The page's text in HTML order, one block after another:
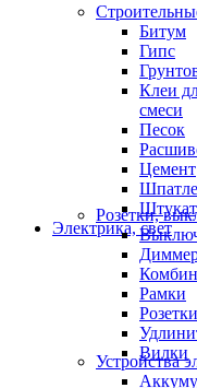
Битум
Гипс
Клеи
смеси
Песок
Цемент
Электрика, свет
Розетки,
Рамки
Розетки
Вилки
Устройства